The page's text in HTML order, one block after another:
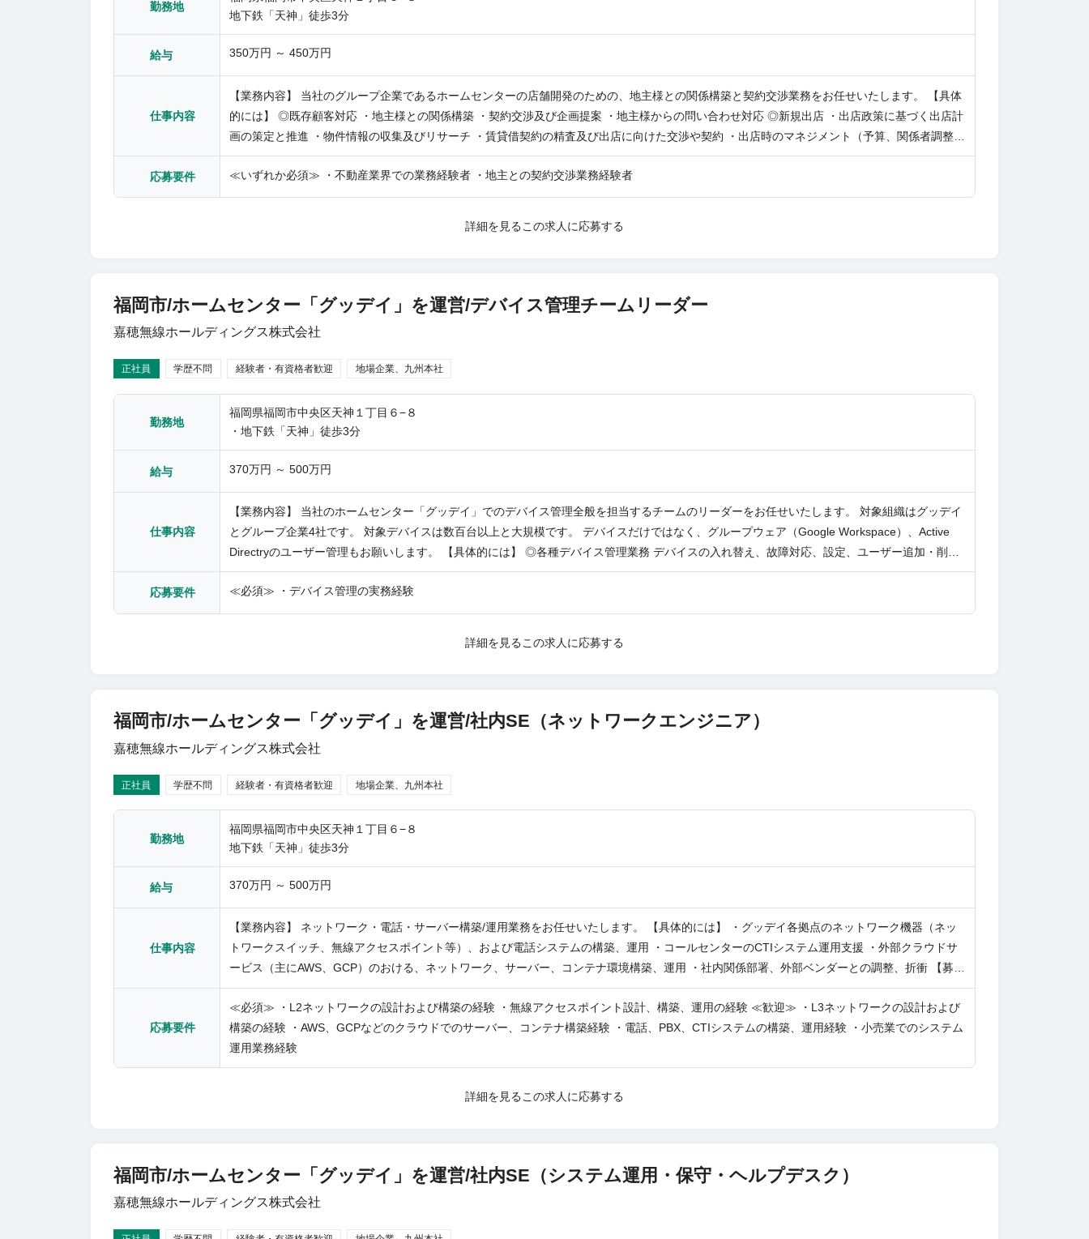
勤務地
地下鉄「天神」徒歩3分
給与 350万円 ～ 450万円
仕事内容
【業務内容】 当社のグループ企業であるホームセンターの店舗開発のための、地主様との関係構築と契約交渉業務をお任せいたします。 【具体
的には】 ◎既存顧客対応 ・地主様との関係構築 ・契約交渉及び企画提案 ・地主様からの問い合わせ対応 ◎新規出店 ・出店政策に基づく出店計
画の策定と推進 ・物件情報の収集及びリサーチ ・賃貸借契約の精査及び出店に向けた交渉や契約 ・出店時のマネジメント（予算、関係者調整、
工期管理など） ・既存店舗オーナーやデベロッパー、SC等との良好な関係構築 ◎その他 ・店舗開発部署の強化及びチームビルド ※担当にもよ
りますが、出張（基本的は日帰り）頻度は週に1～2回ほどです。 【募集背景】 当社のグループ企業、ホームセンター「グッデイ」の店舗開発職
をより強化するための募集です。
応募要件 ≪いずれか必須≫ ・不動産業界での業務経験者 ・地主との契約交渉業務経験者
詳細を見る この求人に応募する
嘉穂無線ホールディングス株式会社
福岡市/ホームセンター「グッデイ」を運営/デバイス管理チームリーダー
正社員 学歴不問 経験者・有資格者歓迎 地場企業、九州本社
勤務地
福岡県福岡市中央区天神１丁目６−８
・地下鉄「天神」徒歩3分
給与 370万円 ～ 500万円
仕事内容
【業務内容】 当社のホームセンター「グッデイ」でのデバイス管理全般を担当するチームのリーダーをお任せいたします。 対象組織はグッデイ
とグループ企業4社です。 対象デバイスは数百台以上と大規模です。 デバイスだけではなく、グループウェア（Google Workspace）、Active
Directryのユーザー管理もお願いします。 【具体的には】 ◎各種デバイス管理業務 デバイスの入れ替え、故障対応、設定、ユーザー追加・削
除、グループウェアの各種設定、端末発注、ヘルプデスク、在庫管理、廃棄、企画、次期機種選定など ※上記はデバイス管理チーム全体として
の担当業務のため、チームリーダーがすべて対応するわけではありません。 【対象デバイス】 Chromebook、WINDOWSパソコン、会社支給ス
マホ、タブレット、ハンディターミナル、デジタルサイネージ、Safie（防犯カメラ）、プリンター、ラベルプリンター、複合機、ディスプレ
応募要件 ≪必須≫ ・デバイス管理の実務経験
詳細を見る この求人に応募する
嘉穂無線ホールディングス株式会社
福岡市/ホームセンター「グッデイ」を運営/社内SE（ネットワークエンジニア）
正社員 学歴不問 経験者・有資格者歓迎 地場企業、九州本社
勤務地
福岡県福岡市中央区天神１丁目６−８
地下鉄「天神」徒歩3分
給与 370万円 ～ 500万円
仕事内容
【業務内容】 ネットワーク・電話・サーバー構築/運用業務をお任せいたします。 【具体的には】 ・グッデイ各拠点のネットワーク機器（ネッ
トワークスイッチ、無線アクセスポイント等）、および電話システムの構築、運用 ・コールセンターのCTIシステム運用支援 ・外部クラウドサ
ービス（主にAWS、GCP）のおける、ネットワーク、サーバー、コンテナ環境構築、運用 ・社内関係部署、外部ベンダーとの調整、折衝 【募集
背景】 部門・体制強化のため
応募要件
≪必須≫ ・L2ネットワークの設計および構築の経験 ・無線アクセスポイント設計、構築、運用の経験 ≪歓迎≫ ・L3ネットワークの設計および
構築の経験 ・AWS、GCPなどのクラウドでのサーバー、コンテナ構築経験 ・電話、PBX、CTIシステムの構築、運用経験 ・小売業でのシステム
運用業務経験
詳細を見る この求人に応募する
嘉穂無線ホールディングス株式会社
福岡市/ホームセンター「グッデイ」を運営/社内SE（システム運用・保守・ヘルプデスク）